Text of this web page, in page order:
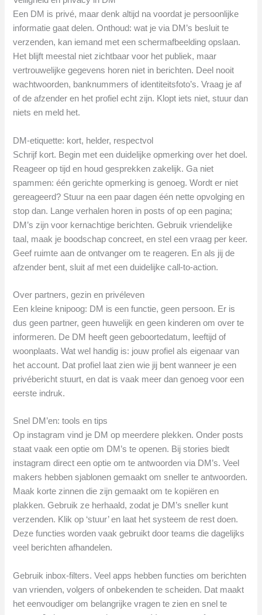
Een DM is privé, maar denk altijd na voordat je persoonlijke
informatie gaat delen. Onthoud: wat je via DM’s besluit te
verzenden, kan iemand met een schermafbeelding opslaan.
Het blijft meestal niet zichtbaar voor het publiek, maar
vertrouwelijke gegevens horen niet in berichten. Deel nooit
wachtwoorden, banknummers of identiteitsfoto’s. Vraag je af
of de afzender en het profiel echt zijn. Klopt iets niet, stuur dan
niets en meld het.
DM-etiquette: kort, helder, respectvol
Schrijf kort. Begin met een duidelijke opmerking over het doel.
Reageer op tijd en houd gesprekken zakelijk. Ga niet
spammen: één gerichte opmerking is genoeg. Wordt er niet
gereageerd? Stuur na een paar dagen één nette opvolging en
stop dan. Lange verhalen horen in posts of op een pagina;
DM’s zijn voor kernachtige berichten. Gebruik vriendelijke
taal, maak je boodschap concreet, en stel een vraag per keer.
Geef ruimte aan de ontvanger om te reageren. En als jij de
afzender bent, sluit af met een duidelijke call-to-action.
Over partners, gezin en privéleven
Een kleine knipoog: DM is een functie, geen persoon. Er is
dus geen partner, geen huwelijk en geen kinderen om over te
informeren. De DM heeft geen geboortedatum, leeftijd of
woonplaats. Wat wel handig is: jouw profiel als eigenaar van
het account. Dat profiel laat zien wie jij bent wanneer je een
privébericht stuurt, en dat is vaak meer dan genoeg voor een
eerste indruk.
Snel DM’en: tools en tips
Op instagram vind je DM op meerdere plekken. Onder posts
staat vaak een optie om DM’s te openen. Bij stories biedt
instagram direct een optie om te antwoorden via DM’s. Veel
makers hebben sjablonen gemaakt om sneller te antwoorden.
Maak korte zinnen die zijn gemaakt om te kopiëren en
plakken. Gebruik ze herhaald, zodat je DM’s sneller kunt
verzenden. Klik op ‘stuur’ en laat het systeem de rest doen.
Deze functies worden vaak gebruikt door teams die dagelijks
veel berichten afhandelen.
Gebruik inbox-filters. Veel apps hebben functies om berichten
van vrienden, volgers of onbekenden te scheiden. Dat maakt
het eenvoudiger om belangrijke vragen te zien en snel te